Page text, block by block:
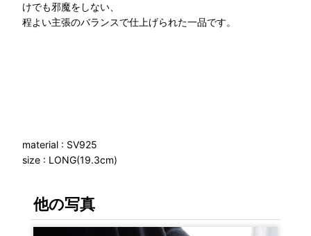
けでも邪魔をしない、
程よい主張のバランスで仕上げられた一品です。
material : SV925
size : LONG(19.3cm)
他の写真